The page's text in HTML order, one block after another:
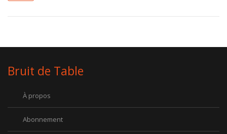
Bruit de Table
À propos
Abonnement